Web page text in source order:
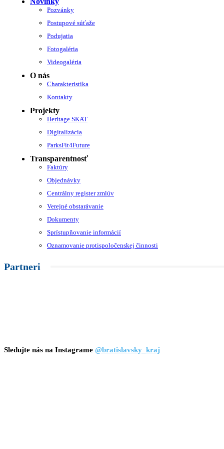
Pozvánky
Postupové súťaže
Podujatia
Fotogaléria
Videogaléria
O nás
Charakteristika
Kontakty
Projekty
Heritage SKAT
Digitalizácia
ParksFit4Future
Transparentnosť
Faktúry
Objednávky
Centrálny register zmlúv
Verejné obstarávanie
Dokumenty
Sprístupňovanie informácií
Oznamovanie protispoločenskej činnosti
Partneri
Sledujte nás na Instagrame @bratislavsky_kraj